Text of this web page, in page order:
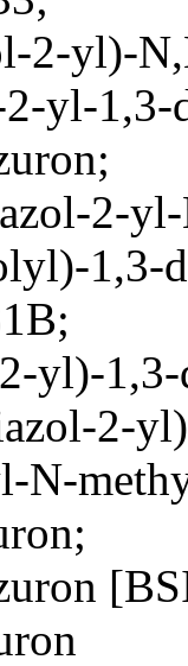
2-yl)-
yl-1,3-
2-
1,3-
yl)-
2-
N-